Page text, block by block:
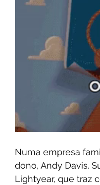
Numa empresa
dono, Andy Davis.
Lightyear, que traz